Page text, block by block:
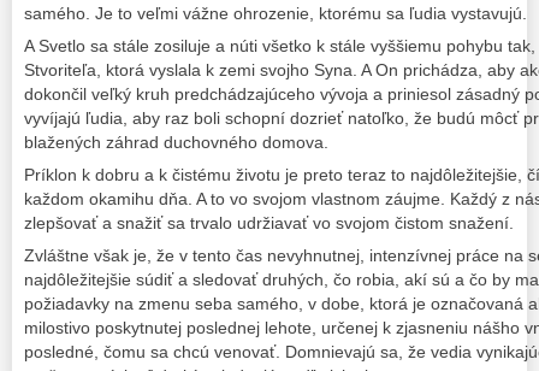
samého. Je to veľmi vážne ohrozenie, ktorému sa ľudia vystavujú.
A Svetlo sa stále zosiluje a núti všetko k stále vyššiemu pohybu
Stvoriteľa, ktorá vyslala k zemi svojho Syna. A On prichádza, aby
dokončil veľký kruh predchádzajúceho vývoja a priniesol zásadný
vyvíjajú ľudia, aby raz boli schopní dozrieť natoľko, že budú môcť
blažených záhrad duchovného domova.
Príklon k dobru a k čistému životu je preto teraz to najdôležitejšie,
každom okamihu dňa. A to vo svojom vlastnom záujme. Každý z
zlepšovať a snažiť sa trvalo udržiavať vo svojom čistom snažení.
Zvláštne však je, že v tento čas nevyhnutnej, intenzívnej práce na
najdôležitejšie súdiť a sledovať druhých, čo robia, akí sú a čo by
požiadavky na zmenu seba samého, v dobe, ktorá je označovaná
milostivo poskytnutej poslednej lehote, určenej k zjasneniu nášho
posledné, čomu sa chcú venovať. Domnievajú sa, že vedia